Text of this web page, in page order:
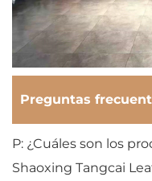
Preguntas
P: ¿Cuáles son los
Shaoxing Tangcai